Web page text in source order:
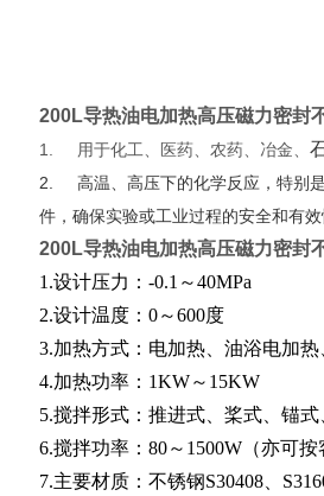
200L导热油电加热高压磁力密封
1. 用于化工、医药、农药、冶金、
2. 高温、高压下的化学反应，特别
件，确保实验或工业过程的安全和有效
200L导热油电加热高压磁力密封
1.设计压力：-0.1～40MPa
2.设计温度：0～600度
3.加热方式：电加热、油浴电加
4.加热功率：1KW～15KW
5.搅拌形式：推进式、桨式、锚
6.搅拌功率：80～1500W（亦可
7.主要材质：不锈钢S30408、